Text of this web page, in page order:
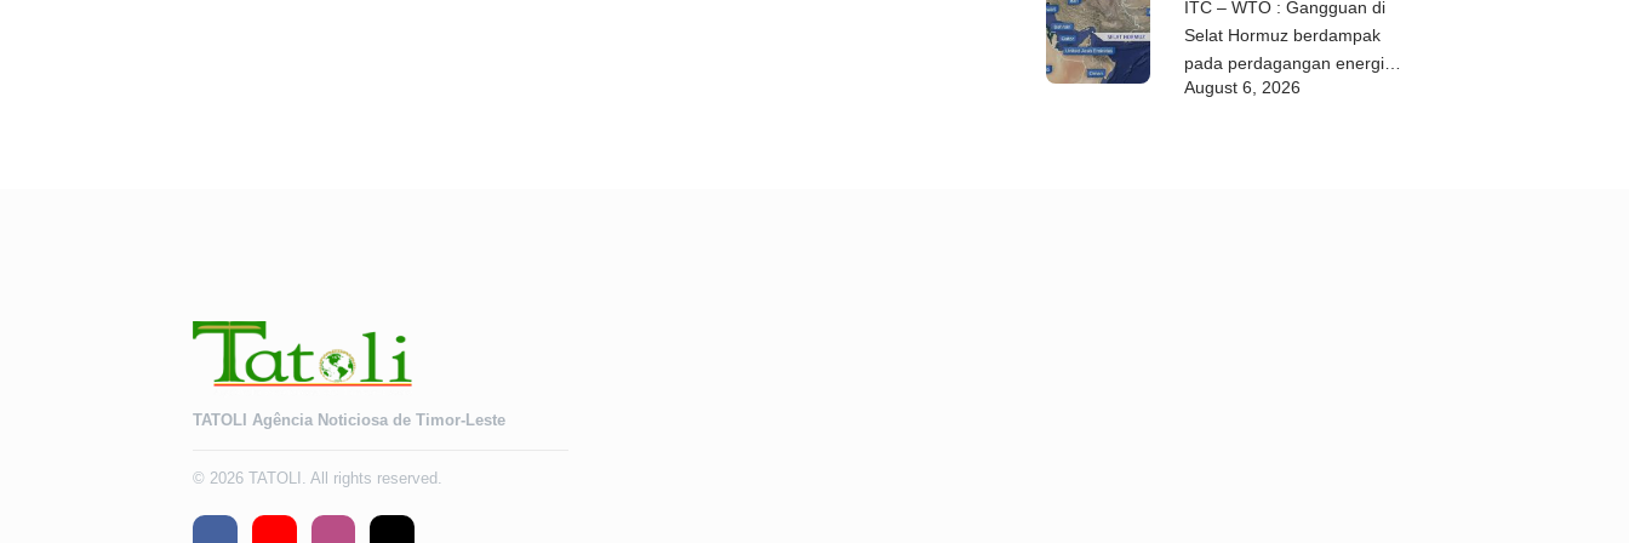
ITC – WTO : Gangguan di
Selat Hormuz berdampak
pada perdagangan energi,
pupuk, dan industri
August 6, 2026
TATOLI Agência Noticiosa de Timor-Leste
© 2026 TATOLI. All rights reserved.